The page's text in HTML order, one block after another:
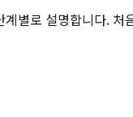
별로 설명합니다.